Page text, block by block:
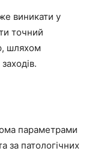
виникати у
точний
шляхом
параметрами
за патологічних